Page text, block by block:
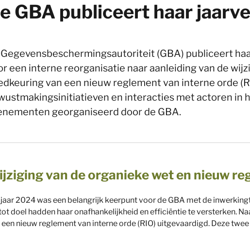
GBA publiceert haar
Gegevensbeschermingsautoriteit (GBA) publiceert
een interne reorganisatie naar aanleiding van de
van een nieuw reglement van interne orde
en interacties met actoren in
georganiseerd door de GBA.
van de organieke wet en nieuw
2024 was een belangrijk keerpunt voor de GBA met de
doel hadden haar onafhankelijkheid en efficiëntie te versterken.
nieuw reglement van interne orde (RIO) uitgevaardigd. Deze